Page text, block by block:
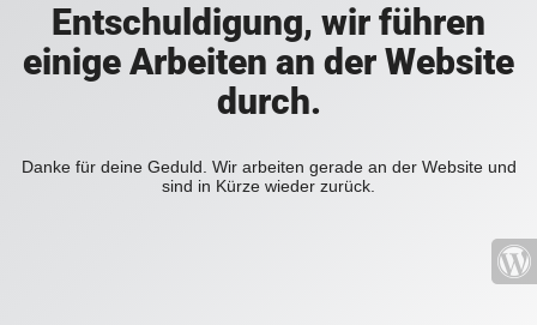
Entschuldigung, wir führen
einige Arbeiten an der Website
durch.
Danke für deine Geduld. Wir arbeiten gerade an der Website und
sind in Kürze wieder zurück.